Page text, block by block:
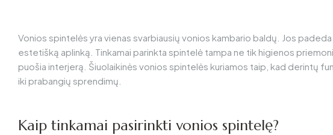
Vonios spintelės yra vienas svarbiausių vonios kambario baldų. Jos
estetišką aplinką. Tinkamai parinkta spintelė tampa ne tik higienos
puošia interjerą. Šiuolaikinės vonios spintelės kuriamos taip, kad derintų
iki prabangių sprendimų.
Kaip tinkamai pasirinkti vonios spintelę?